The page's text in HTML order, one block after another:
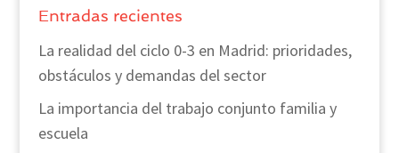
Entradas recientes
La realidad del ciclo 0-3 en Madrid: prioridades,
obstáculos y demandas del sector
La importancia del trabajo conjunto familia y
escuela